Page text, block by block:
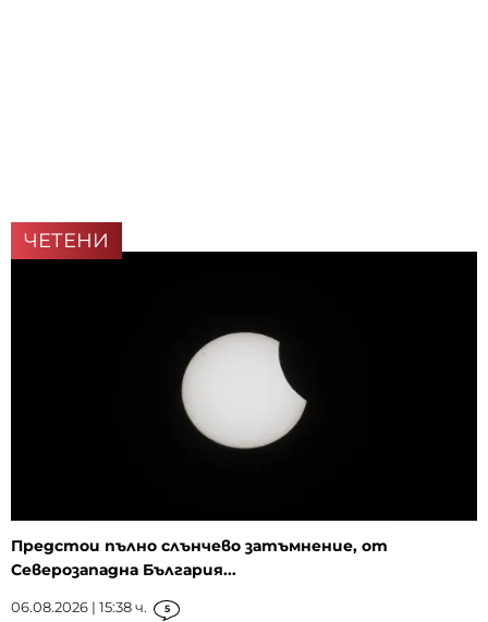
ЧЕТЕНИ
Предстои пълно слънчево затъмнение, от
Северозападна България...
06.08.2026 | 15:38 ч. 5